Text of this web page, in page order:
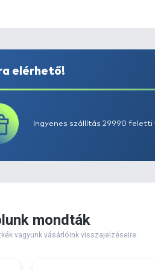
Extra elérhető!